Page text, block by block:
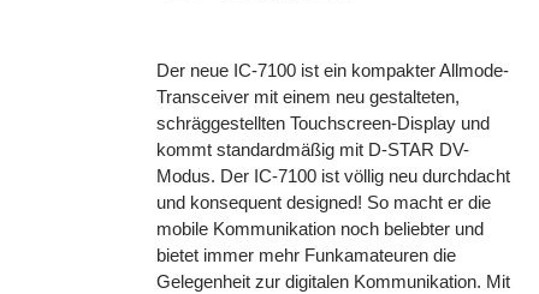
Der neue IC-7100 ist ein kompakter Allmode-
Transceiver mit einem neu gestalteten,
schräggestellten Touchscreen-Display und
kommt standardmäßig mit D-STAR DV-
Modus. Der IC-7100 ist völlig neu durchdacht
und konsequent designed! So macht er die
mobile Kommunikation noch beliebter und
bietet immer mehr Funkamateuren die
Gelegenheit zur digitalen Kommunikation. Mit